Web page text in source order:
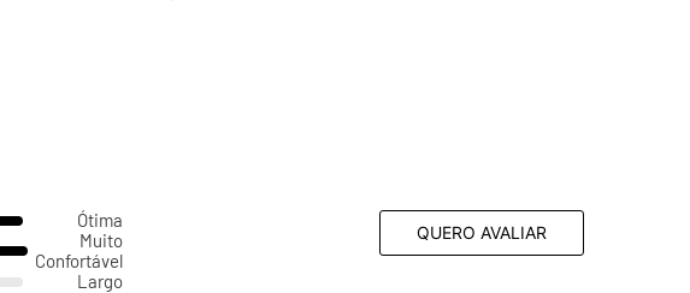
Ótima
Muito
Confortável
Largo
QUERO AVALIAR